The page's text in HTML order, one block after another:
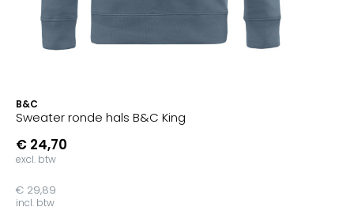
B&C
Sweater ronde hals B&C King
€ 24,70
excl. btw
€ 29,89
incl. btw